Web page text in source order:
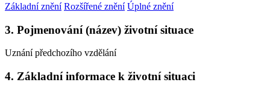
Základní znění Rozšířené znění Úplné znění
3. Pojmenování (název) životní situace
Uznání předchozího vzdělání
4. Základní informace k životní situaci